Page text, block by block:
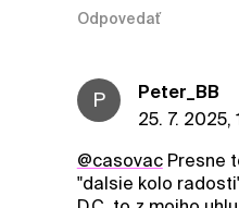
Odpovedať
P
Peter_BB
25. 7. 2025,
@casovacPresne
"dalsie kolo